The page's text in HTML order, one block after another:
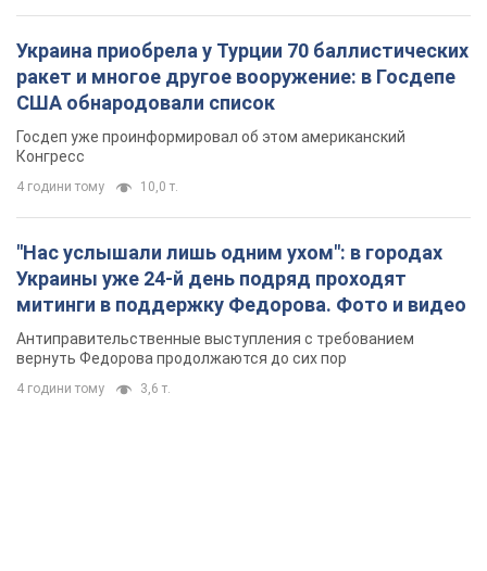
Украина приобрела у Турции 70 баллистических
ракет и многое другое вооружение: в Госдепе
США обнародовали список
Госдеп уже проинформировал об этом американский
Конгресс
4 години тому 10,0 т.
"Нас услышали лишь одним ухом": в городах
Украины уже 24-й день подряд проходят
митинги в поддержку Федорова. Фото и видео
Антиправительственные выступления с требованием
вернуть Федорова продолжаются до сих пор
4 години тому 3,6 т.